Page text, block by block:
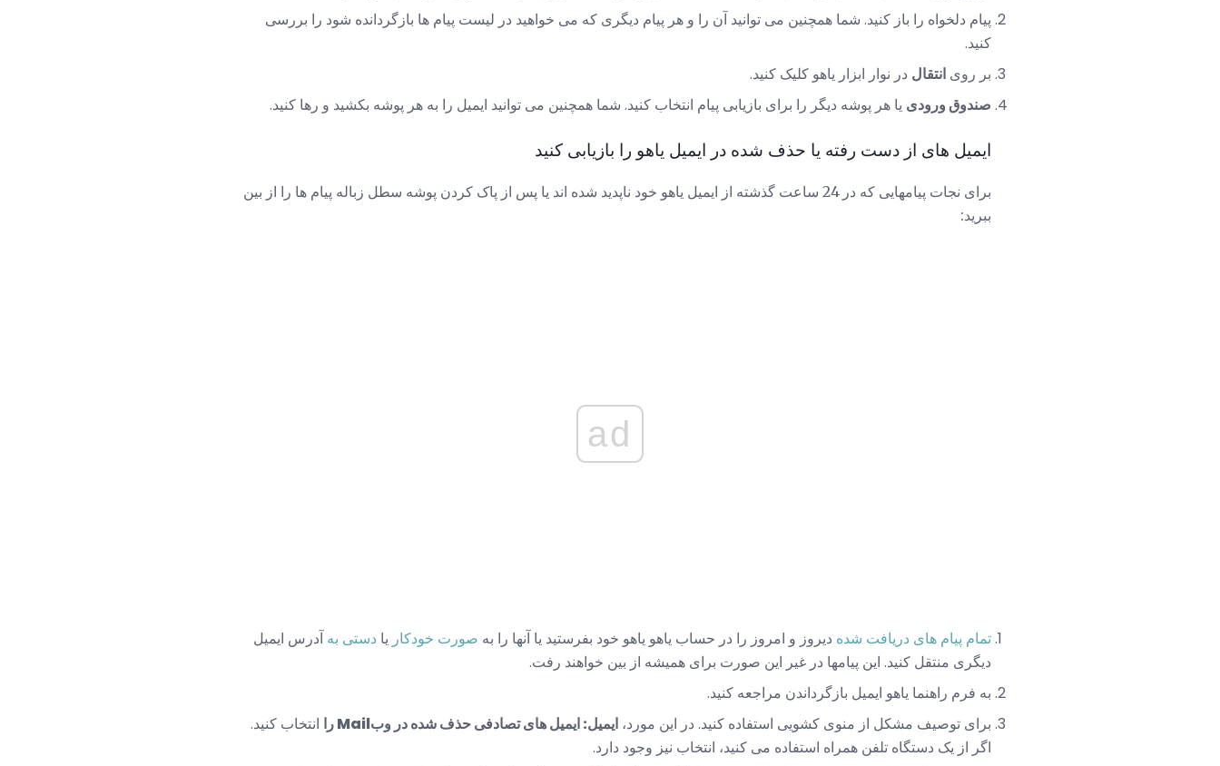
پیام دلخواه را باز کنید. شما همچنین می توانید آن را و هر پیام دیگری که می خواهید در لیست پیام ها بازگردانده شود را بررسی
کنید.
بر روی انتقال در نوار ابزار یاهو کلیک کنید.
صندوق ورودی یا هر پوشه دیگر را برای بازیابی پیام انتخاب کنید. شما همچنین می توانید ایمیل را به هر پوشه بکشید و رها کنید.
ایمیل های از دست رفته یا حذف شده در ایمیل یاهو را بازیابی کنید
برای نجات پیامهایی که در 24 ساعت گذشته از ایمیل یاهو خود ناپدید شده اند یا پس از پاک کردن پوشه سطل زباله پیام ها را از بین
ببرید:
ad
تمام پیام های دریافت شده دیروز و امروز را در حساب یاهو یاهو خود بفرستید یا آنها را به صورت خودکار یا دستی به آدرس ایمیل
دیگری منتقل کنید. این پیامها در غیر این صورت برای همیشه از بین خواهند رفت.
به فرم راهنما یاهو ایمیل بازگرداندن مراجعه کنید.
برای توصیف مشکل از منوی کشویی استفاده کنید. در این مورد، ایمیل: ایمیل های تصادفی حذف شده در وبMail را
انتخاب کنید.
اگر از یک دستگاه تلفن همراه استفاده می کنید، انتخاب نیز وجود دارد.